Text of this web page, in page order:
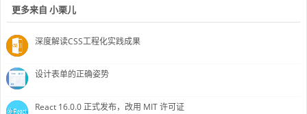
更多来自 小栗儿
深度解读CSS工程化实践成果
设计表单的正确姿势
React 16.0.0 正式发布，改用 MIT 许可证